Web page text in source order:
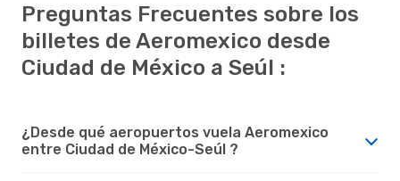
Preguntas Frecuentes sobre los
billetes de Aeromexico desde
Ciudad de México a Seúl :
¿Desde qué aeropuertos vuela Aeromexico
entre Ciudad de México-Seúl ?